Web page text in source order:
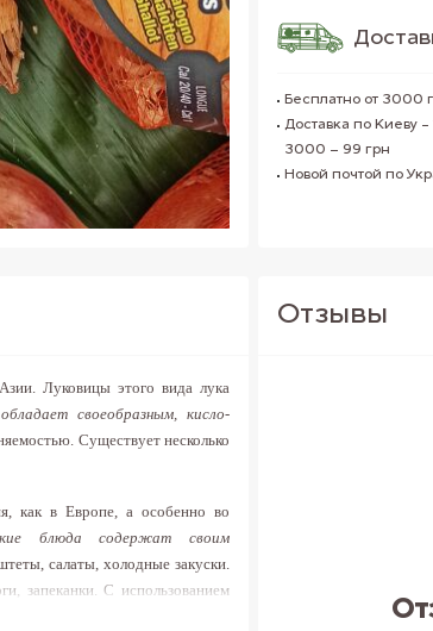
Бесплатно от 3000
Доставка по Киеву -
3000 – 99 грн
Новой почтой по
Луковицы этого вида лука
своеобразным, кисло-
Существует несколько
как в Европе, а особенно во
блюда содержат своим
салаты, холодные закуски.
запеканки. С использованием
Отзывы